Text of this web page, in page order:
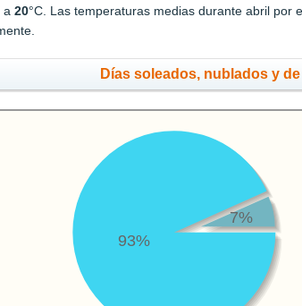
a20°C. Las temperaturas medias durante abril por
Días soleados, nublados y
93%
7%